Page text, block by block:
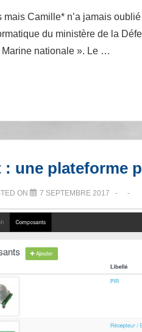
mais Camille* n’a jamais
du ministère de la
nationale ». Le …
: une plateforme
ON 7 SEPTEMBRE 2017